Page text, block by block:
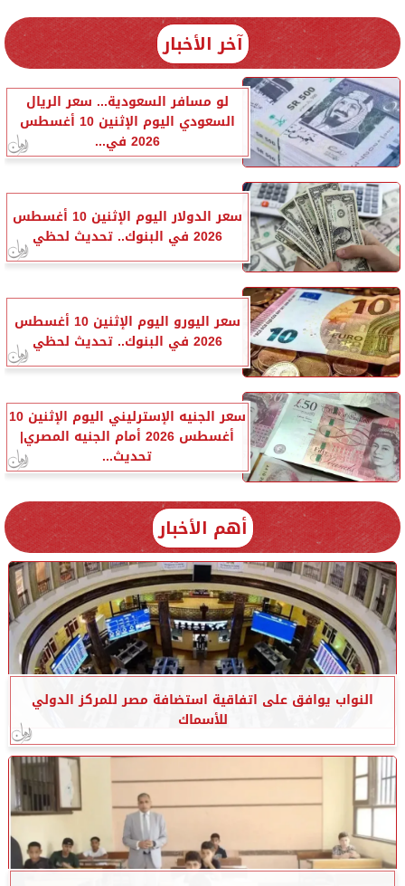
آخر الأخبار
لو مسافر السعودية... سعر الريال
السعودي اليوم الإثنين 10 أغسطس
2026 في...
سعر الدولار اليوم الإثنين 10 أغسطس
2026 في البنوك.. تحديث لحظي
سعر اليورو اليوم الإثنين 10 أغسطس
2026 في البنوك.. تحديث لحظي
سعر الجنيه الإسترليني اليوم الإثنين 10
أغسطس 2026 أمام الجنيه المصري|
تحديث...
أهم الأخبار
النواب يوافق على اتفاقية استضافة مصر للمركز الدولي
للأسماك